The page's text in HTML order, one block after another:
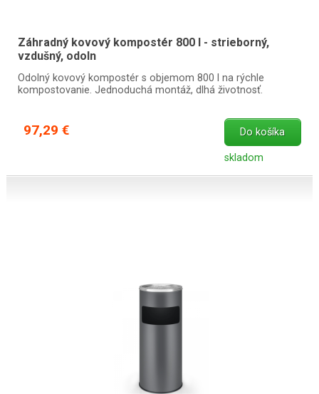
Záhradný kovový kompostér 800 l - strieborný,
vzdušný, odoln
Odolný kovový kompostér s objemom 800 l na rýchle
kompostovanie. Jednoduchá montáž, dlhá životnosť.
97,29 € Do košíka
skladom